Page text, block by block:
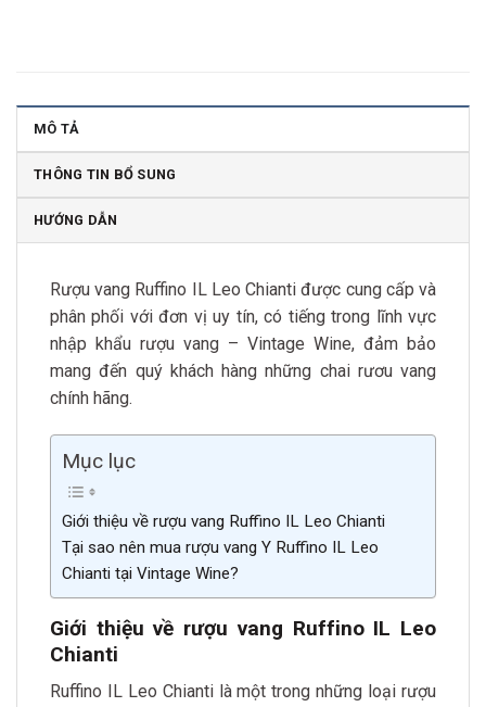
MÔ TẢ
THÔNG TIN BỔ SUNG
HƯỚNG DẪN
Rượu vang Ruffino IL Leo Chianti được cung cấp và
phân phối với đơn vị uy tín, có tiếng trong lĩnh vực
nhập khẩu rượu vang – Vintage Wine, đảm bảo
mang đến quý khách hàng những chai rươu vang
chính hãng.
Mục lục
Giới thiệu về rượu vang Ruffino IL Leo Chianti
Tại sao nên mua rượu vang Y Ruffino IL Leo
Chianti tại Vintage Wine?
Giới thiệu về rượu vang Ruffino IL Leo
Chianti
Ruffino IL Leo Chianti là một trong những loại rượu